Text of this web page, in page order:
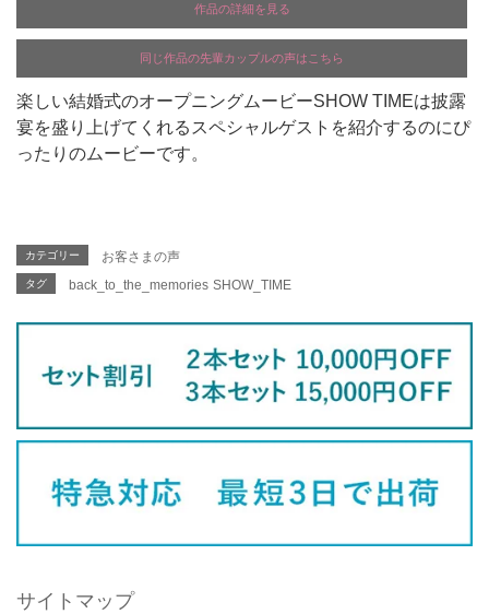
作品の詳細を見る
同じ作品の先輩カップルの声はこちら
楽しい結婚式のオープニングムービーSHOW TIMEは披露
宴を盛り上げてくれるスペシャルゲストを紹介するのにぴ
ったりのムービーです。
カテゴリー お客さまの声
タグ back_to_the_memories SHOW_TIME
サイトマップ